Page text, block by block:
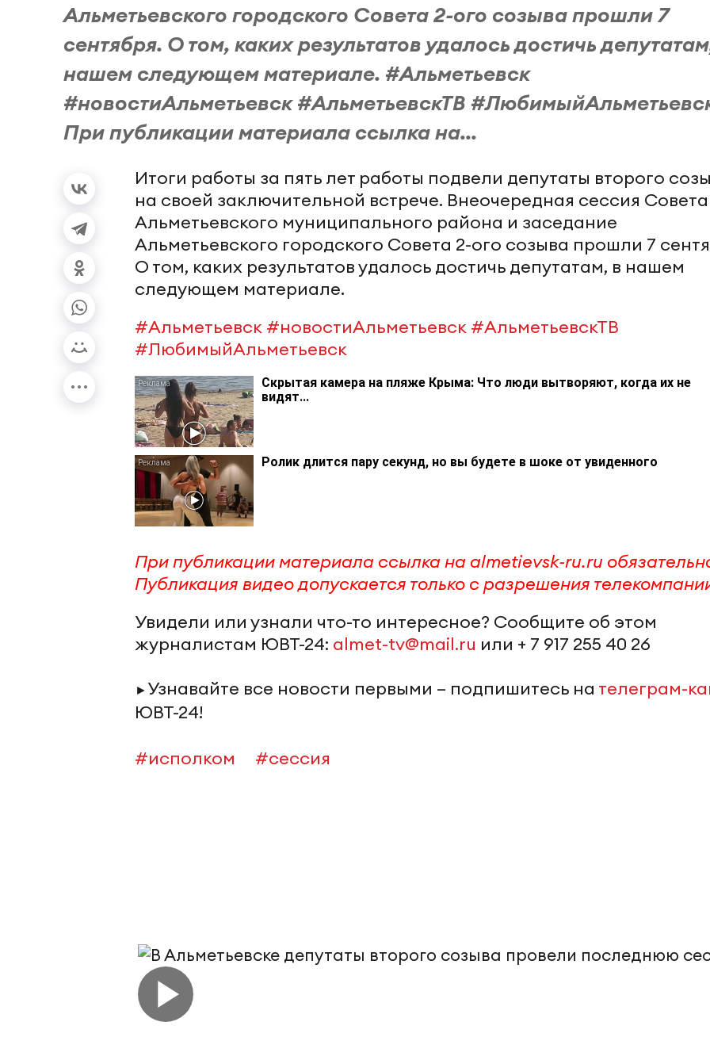
Альметьевского городского Совета 2-ого созыва прошли 7
сентября. О том, каких результатов удалось достичь
нашем следующем материале. #Альметьевск
#новостиАльметьевск #АльметьевскТВ
При публикации материала ссылка на...
Итоги работы за пять лет работы подвели депутаты второго
на своей заключительной встрече. Внеочередная сессия Совета
Альметьевского муниципального района и заседание
Альметьевского городского Совета 2-ого созыва прошли 7
О том, каких результатов удалось достичь депутатам, в нашем
следующем материале.
#Альметьевск #новостиАльметьевск #АльметьевскТВ
#ЛюбимыйАльметьевск
Скрытая камера на пляже Крыма: Что люди вытворяют, когда их не
видят...
Ролик длится пару секунд, но вы будете в шоке от увиденного
При публикации материала ссылка на almetievsk-ru.ru
Публикация видео допускается только с разрешения
Увидели или узнали что-то интересное? Сообщите об этом
журналистам ЮВТ-24: almet-tv@mail.ru или + 7 917 255 40 26
► Узнавайте все новости первыми – подпишитесь на телеграм-
ЮВТ-24!
#исполком #сессия